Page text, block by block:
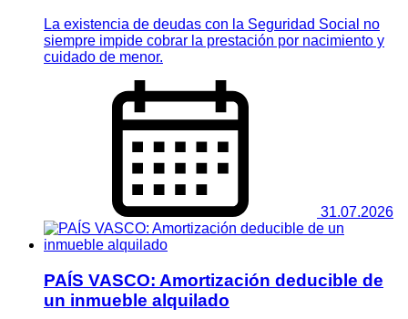
La existencia de deudas con la Seguridad Social no
siempre impide cobrar la prestación por nacimiento y
cuidado de menor.
31.07.2026
PAÍS VASCO: Amortización deducible de
un inmueble alquilado